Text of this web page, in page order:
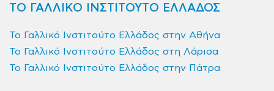
ΤΟ ΓΑΛΛΙΚΟ ΙΝΣΤΙΤΟΥΤΟ ΕΛΛΑΔΟΣ
Το Γαλλικό Ινστιτούτο Ελλάδος στην Αθήνα
Το Γαλλικό Ινστιτούτο Ελλάδος στη Λάρισα
Το Γαλλικό Ινστιτούτο Ελλάδος στην Πάτρα